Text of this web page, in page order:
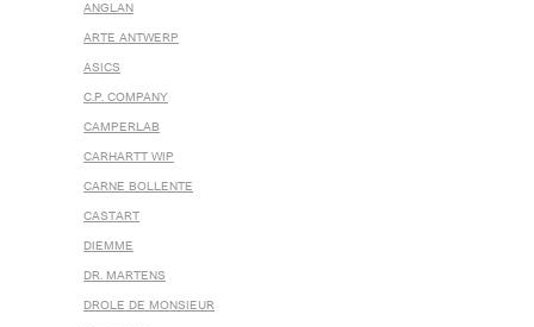
ANGLAN
ARTE ANTWERP
ASICS
C.P. COMPANY
CAMPERLAB
CARHARTT WIP
CARNE BOLLENTE
CASTART
DIEMME
DR. MARTENS
DROLE DE MONSIEUR